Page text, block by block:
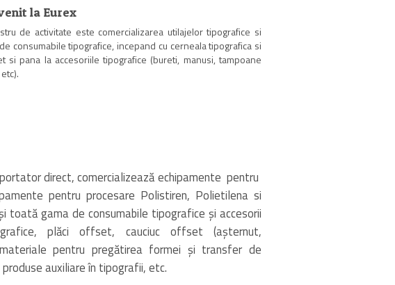
la Eurex
de activitate este comercializarea utilajelor tipografice si
consumabile tipografice, incepand cu cerneala tipografica si
si pana la accesoriile tipografice (bureti, manusi, tampoane
direct, comercializează echipamente pentru
pentru procesare Polistiren, Polietilena si
toată gama de consumabile tipografice şi accesorii
plăci offset, cauciuc offset (aşternut,
pentru pregătirea formei şi transfer de
auxiliare în tipografii, etc.